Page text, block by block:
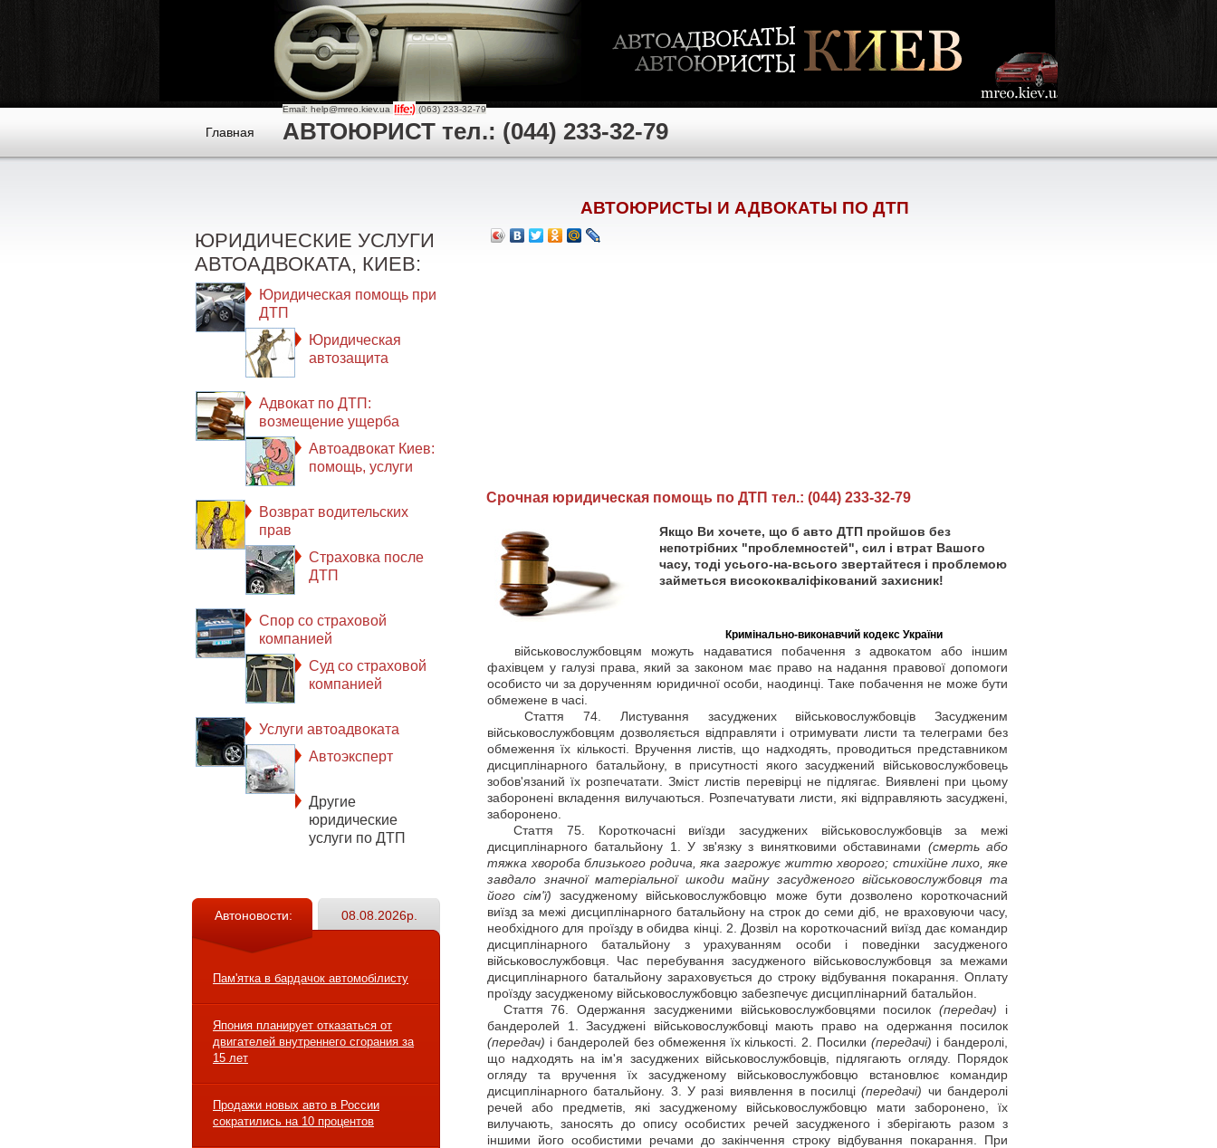
Главная
Email: help@mreo.kiev.ua (063) 233-32-79
АВТОЮРИСТ тел.: (044) 233-32-79
ЮРИДИЧЕСКИЕ УСЛУГИ
АВТОАДВОКАТА, КИЕВ:
Юридическая помощь при
ДТП
Юридическая
автозащита
Адвокат по ДТП:
возмещение ущерба
Автоадвокат Киев:
помощь, услуги
Возврат водительских
прав
Страховка после
ДТП
Спор со страховой
компанией
Суд со страховой
компанией
Услуги автоадвоката
Автоэксперт
Другие
юридические
услуги по ДТП
Автоновости: 08.08.2026р.
Пам'ятка в бардачок автомобілисту
Япония планирует отказаться от
двигателей внутреннего сгорания за
15 лет
Продажи новых авто в России
сократились на 10 процентов
АВТОЮРИСТЫ И АДВОКАТЫ ПО ДТП
Cрочная юридическая помощь по ДТП тел.: (044) 233-32-79
Якщо Ви хочете, що б авто ДТП пройшов без
непотрібних "проблемностей", сил і втрат Вашого
часу, тоді усього-на-всього звертайтеся і проблемою
займеться висококваліфікований захисник!
Кримінально-виконавчий кодекс України
військовослужбовцям можуть надаватися побачення з адвокатом або іншим
фахівцем у галузі права, який за законом має право на надання правової допомоги
особисто чи за дорученням юридичної особи, наодинці. Таке побачення не може бути
обмежене в часі.
Стаття 74. Листування засуджених військовослужбовців Засудженим
військовослужбовцям дозволяється відправляти і отримувати листи та телеграми без
обмеження їх кількості. Вручення листів, що надходять, проводиться представником
дисциплінарного батальйону, в присутності якого засуджений військовослужбовець
зобов'язаний їх розпечатати. Зміст листів перевірці не підлягає. Виявлені при цьому
заборонені вкладення вилучаються. Розпечатувати листи, які відправляють засуджені,
заборонено.
Стаття 75. Короткочасні виїзди засуджених військовослужбовців за межі
дисциплінарного батальйону 1. У зв'язку з винятковими обставинами (смерть або
тяжка хвороба близького родича, яка загрожує життю хворого; стихійне лихо, яке
завдало значної матеріальної шкоди майну засудженого військовослужбовця та
його сім'ї) засудженому військовослужбовцю може бути дозволено короткочасний
виїзд за межі дисциплінарного батальйону на строк до семи діб, не враховуючи часу,
необхідного для проїзду в обидва кінці. 2. Дозвіл на короткочасний виїзд дає командир
дисциплінарного батальйону з урахуванням особи і поведінки засудженого
військовослужбовця. Час перебування засудженого військовослужбовця за межами
дисциплінарного батальйону зараховується до строку відбування покарання. Оплату
проїзду засудженому військовослужбовцю забезпечує дисциплінарний батальйон.
Стаття 76. Одержання засудженими військовослужбовцями посилок(передач) і
бандеролей 1. Засуджені військовослужбовці мають право на одержання посилок
(передач) і бандеролей без обмеження їх кількості. 2. Посилки(передачі) і бандеролі,
що надходять на ім'я засуджених військовослужбовців, підлягають огляду. Порядок
огляду та вручення їх засудженому військовослужбовцю встановлює командир
дисциплінарного батальйону. 3. У разі виявлення в посилці(передачі) чи бандеролі
речей або предметів, які засудженому військовослужбовцю мати заборонено, їх
вилучають, заносять до опису особистих речей засудженого і зберігають разом з
іншими його особистими речами до закінчення строку відбування покарання. При